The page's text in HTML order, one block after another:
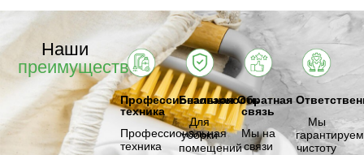
Наши
преимущества
Профессиональная
техника
Профессиональная
техника
Безопасность
Для
уборки
помещений
Обратная
связь
Мы на
связи
Мы
гарантируем
чистоту